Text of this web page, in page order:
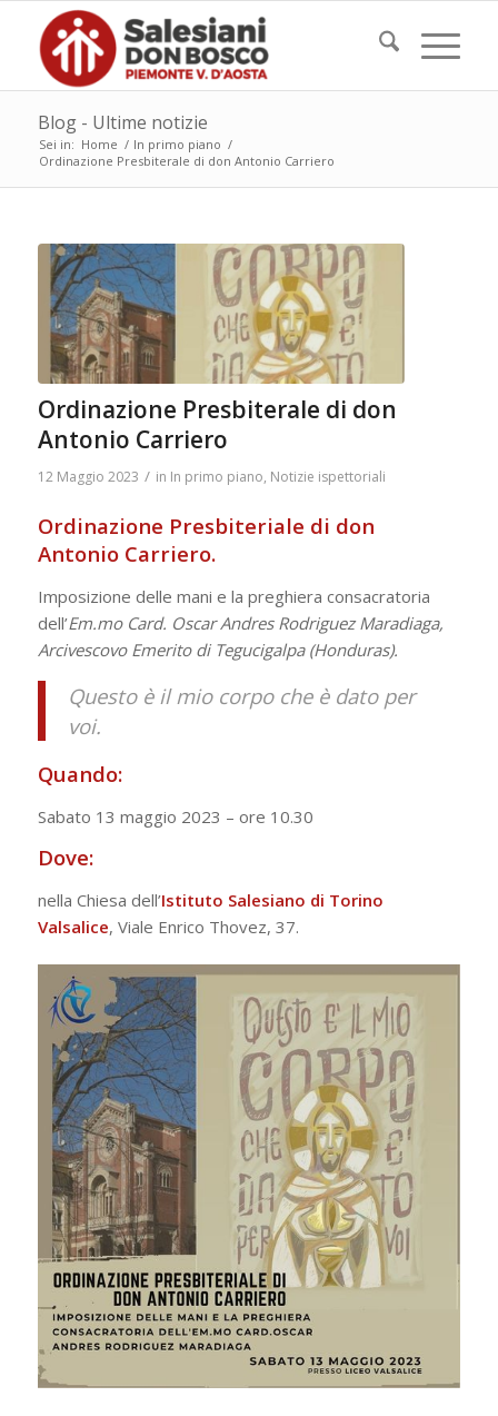
Blog - Ultime notizie
Sei in: Home / In primo piano /
Ordinazione Presbiterale di don Antonio Carriero
Ordinazione Presbiterale di don
Antonio Carriero
12 Maggio 2023 / in In primo piano, Notizie ispettoriali
Ordinazione Presbiteriale di don
Antonio Carriero.
Imposizione delle mani e la preghiera consacratoria
dell’Em.mo Card. Oscar Andres Rodriguez Maradiaga,
Arcivescovo Emerito di Tegucigalpa (Honduras).
Questo è il mio corpo che è dato per
voi.
Quando:
Sabato 13 maggio 2023 – ore 10.30
Dove:
nella Chiesa dell’Istituto Salesiano di Torino
Valsalice, Viale Enrico Thovez, 37.